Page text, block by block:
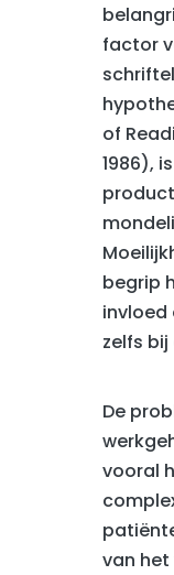
factor
of
1986),
begrip
invloed
zelfs
De
vooral
van het